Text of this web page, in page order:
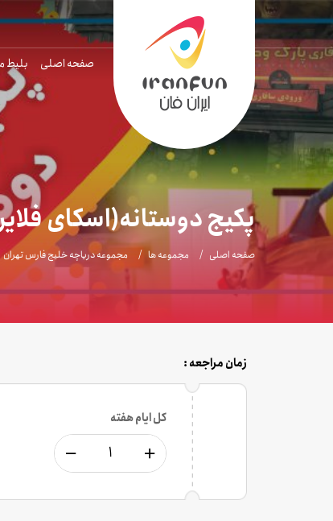
صفحه اصلی بلیط
پکیج دوستانه(اسکای
صفحه اصلی مجموعه ها مجموعه دریاچه خلیج فارس تهران
زمان مراجعه :
کل ایام هفته